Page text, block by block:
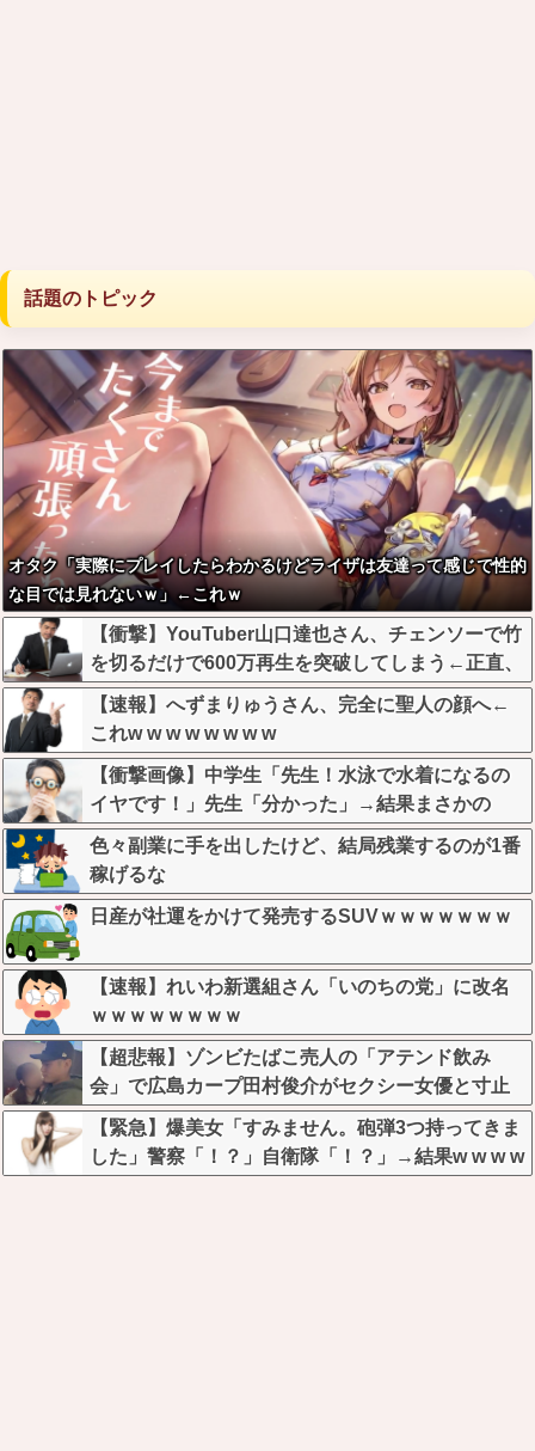
話題のトピック
オタク「実際にプレイしたらわかるけどライザは友達って感じで性的
な目では見れないｗ」←これｗ
【衝撃】YouTuber山口達也さん、チェンソーで竹
を切るだけで600万再生を突破してしまう←正直、
こう言うのでいいんだよなw w w w w w w w
【速報】へずまりゅうさん、完全に聖人の顔へ←
これw w w w w w w w
【衝撃画像】中学生「先生！水泳で水着になるの
イヤです！」先生「分かった」→結果まさかの
『こう』なってしまうw w w w w w w
色々副業に手を出したけど、結局残業するのが1番
稼げるな
日産が社運をかけて発売するSUVｗｗｗｗｗｗｗ
【速報】れいわ新選組さん「いのちの党」に改名
ｗｗｗｗｗｗｗｗ
【超悲報】ゾンビたばこ売人の「アテンド飲み
会」で広島カープ田村俊介がセクシー女優と寸止
めキスｗｗｗ
【緊急】爆美女「すみません。砲弾3つ持ってきま
した」警察「！？」自衛隊「！？」→結果w w w w